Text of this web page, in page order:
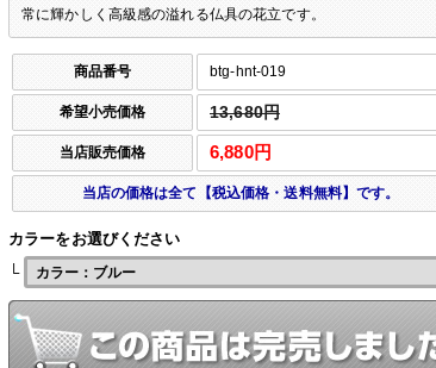
常に輝かしく高級感の溢れる仏具の花立です。
商品番号 btg-hnt-019
希望小売価格 13,680円
当店販売価格 6,880円
当店の価格は全て【税込価格・送料無料】です。
カラーをお選びください
└